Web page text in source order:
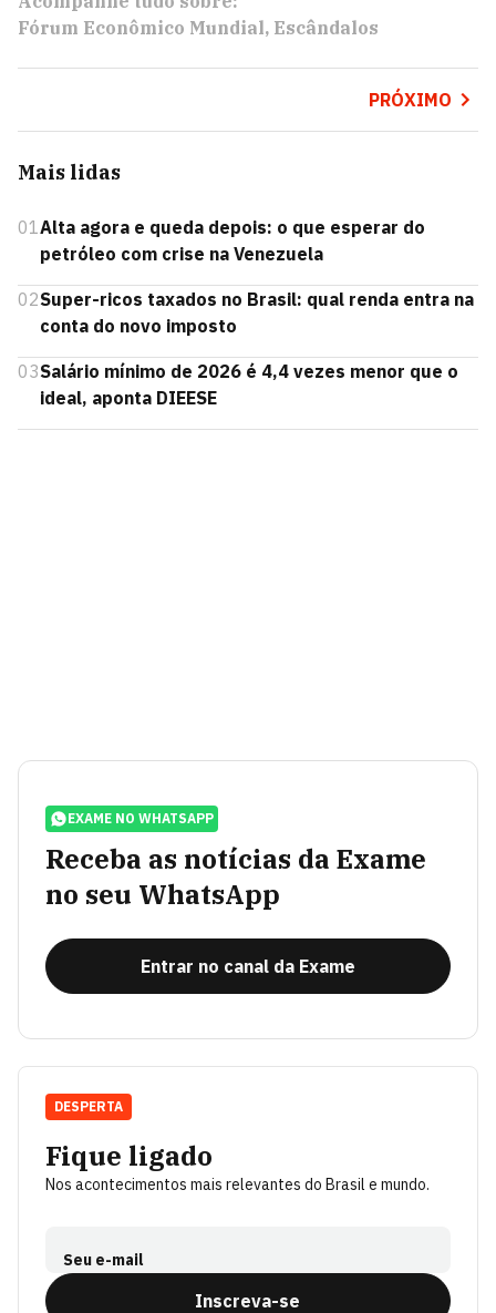
Fórum Econômico Mundial Escândalos
PRÓXIMO
Mais lidas
01Alta agora e queda depois: o que esperar do
petróleo com crise na Venezuela
02Super-ricos taxados no Brasil: qual renda entra na
conta do novo imposto
03Salário mínimo de 2026 é 4,4 vezes menor que o
ideal, aponta DIEESE
EXAME NO WHATSAPP
Receba as notícias da Exame
no seu WhatsApp
Entrar no canal da Exame
Fique ligado
Nos acontecimentos mais relevantes do Brasil e mundo.
Seu e-mail
Inscreva-se
DESPERTA